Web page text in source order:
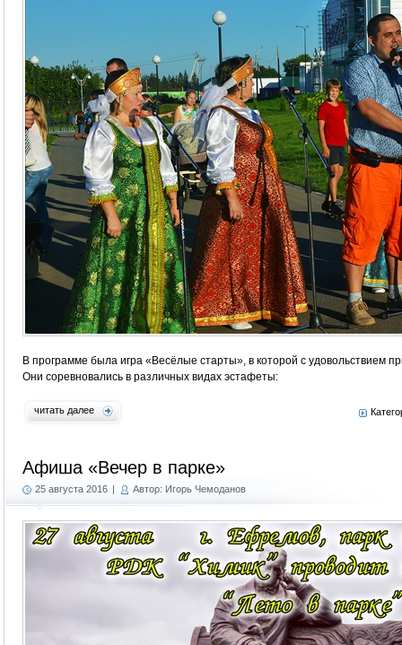
В программе была игра «Весёлые старты», в которой с удовольствием
Они соревновались в различных видах эстафеты:
читать далее
Афиша «Вечер в парке»
25 августа 2016 | Автор: Игорь Чемоданов